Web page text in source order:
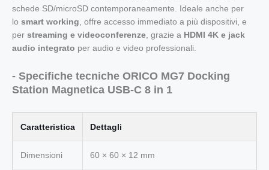
schede SD/microSD contemporaneamente. Ideale anche per
lo smart working, offre accesso immediato a più dispositivi, e
per streaming e videoconferenze, grazie a HDMI 4K e jack
audio integrato per audio e video professionali.
- Specifiche tecniche ORICO MG7 Docking
Station Magnetica USB-C 8 in 1
Caratteristica Dettagli
Dimensioni 60 × 60 × 12 mm